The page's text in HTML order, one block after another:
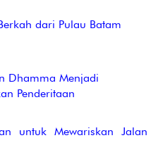
dari Pulau Batam
Dhamma Menjadi
Penderitaan
untuk Mewariskan Jalan